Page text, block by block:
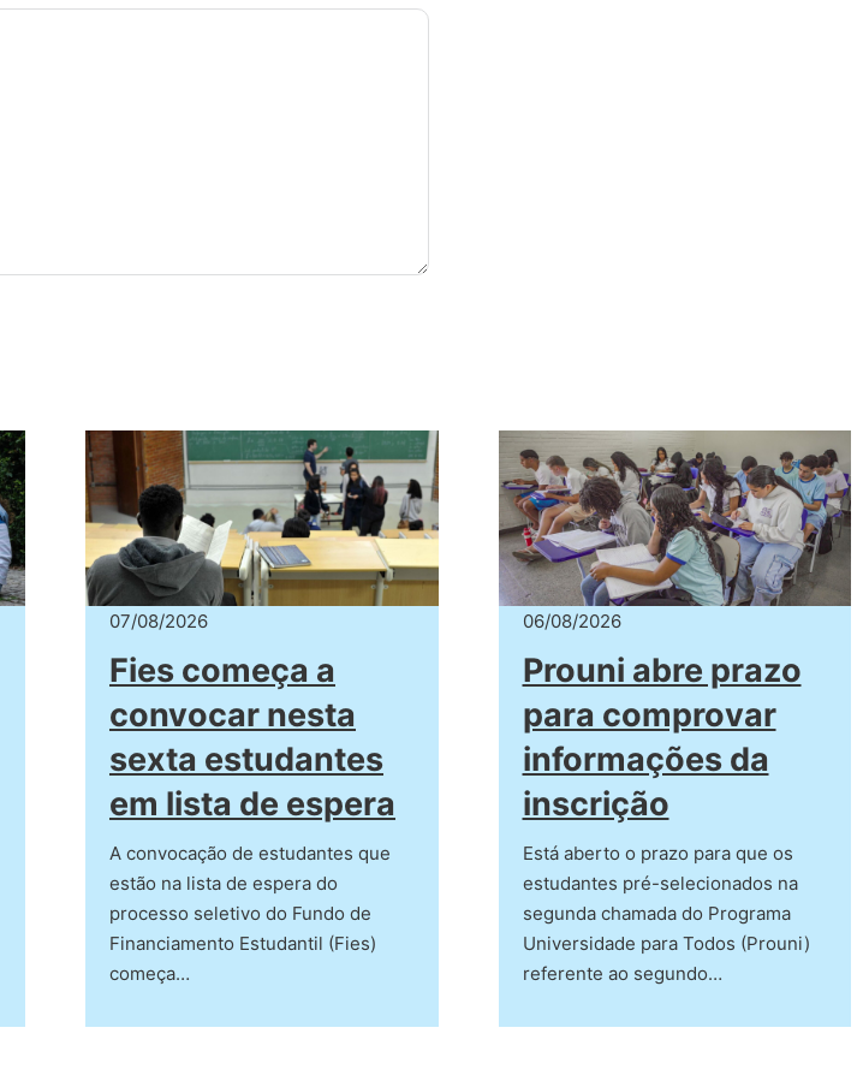
07/08/2026
Fies começa a
convocar nesta
sexta estudantes
em lista de espera
A convocação de estudantes que
estão na lista de espera do
processo seletivo do Fundo de
Financiamento Estudantil (Fies)
começa…
06/08/2026
Prouni abre prazo
para comprovar
informações da
inscrição
Está aberto o prazo para que os
estudantes pré-selecionados na
segunda chamada do Programa
Universidade para Todos (Prouni)
referente ao segundo…